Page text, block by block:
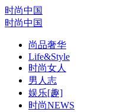
时尚中国
时尚中国
尚品奢华
Life&Style
时尚女人
男人志
娱乐[趣]
时尚NEWS